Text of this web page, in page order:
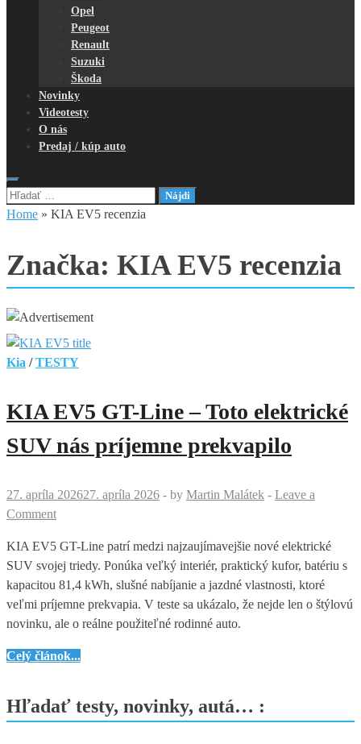
Opel
Peugeot
Renault
Suzuki
Škoda
Novinky
Videotesty
O nás
Predaj / kúp auto
Hľadať:
Home » KIA EV5 recenzia
Značka: KIA EV5 recenzia
Kia /TESTY
KIA EV5 GT-Line – Toto elektrické
SUV nás príjemne prekvapilo
27. apríla 202627. apríla 2026 - by Martin Malátek - Leave a
Comment
KIA EV5 GT-Line patrí medzi najzaujímavejšie nové elektrické
SUV svojej triedy. Ponúka veľký interiér, praktický kufor, batériu s
kapacitou 81,4 kWh, slušné nabíjanie a jazdné vlastnosti, ktoré
veľmi príjemne prekvapia. V teste sa ukázalo, že nejde len o štýlovú
novinku, ale o reálne použiteľné rodinné auto.
KIA
Line
Celý článok...
Hľadať testy, novinky, autá… :